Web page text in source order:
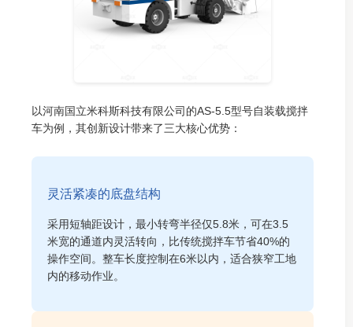
以河南国立米科斯科技有限公司的AS-5.5型号自装载搅拌
车为例，其创新设计带来了三大核心优势：
灵活紧凑的底盘结构
采用短轴距设计，最小转弯半径仅5.8米，可在3.5
米宽的通道内灵活转向，比传统搅拌车节省40%的
操作空间。整车长度控制在6米以内，适合狭窄工地
内的移动作业。